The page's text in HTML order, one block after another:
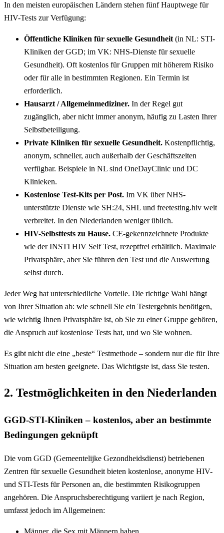
In den meisten europäischen Ländern stehen fünf Hauptwege für
HIV-Tests zur Verfügung:
Öffentliche Kliniken für sexuelle Gesundheit(in NL: STI-
Kliniken der GGD; im VK: NHS-Dienste für sexuelle
Gesundheit). Oft kostenlos für Gruppen mit höherem Risiko
oder für alle in bestimmten Regionen. Ein Termin ist
erforderlich.
Hausarzt / Allgemeinmediziner. In der Regel gut
zugänglich, aber nicht immer anonym, häufig zu Lasten Ihrer
Selbstbeteiligung.
Private Kliniken für sexuelle Gesundheit. Kostenpflichtig,
anonym, schneller, auch außerhalb der Geschäftszeiten
verfügbar. Beispiele in NL sind OneDayClinic und DC
Klinieken.
Kostenlose Test-Kits per Post. Im VK über NHS-
unterstützte Dienste wie SH:24, SHL und freetesting.hiv weit
verbreitet. In den Niederlanden weniger üblich.
HIV-Selbsttests zu Hause. CE-gekennzeichnete Produkte
wie der INSTI HIV Self Test, rezeptfrei erhältlich. Maximale
Privatsphäre, aber Sie führen den Test und die Auswertung
selbst durch.
Jeder Weg hat unterschiedliche Vorteile. Die richtige Wahl hängt
von Ihrer Situation ab: wie schnell Sie ein Testergebnis benötigen,
wie wichtig Ihnen Privatsphäre ist, ob Sie zu einer Gruppe gehören,
die Anspruch auf kostenlose Tests hat, und wo Sie wohnen.
Es gibt nicht die eine „beste“ Testmethode – sondern nur die für Ihre
Situation am besten geeignete. Das Wichtigste ist, dass Sie testen.
2. Testmöglichkeiten in den Niederlanden
GGD-STI-Kliniken – kostenlos, aber an bestimmte
Bedingungen geknüpft
Die vom GGD (Gemeentelijke Gezondheidsdienst) betriebenen
Zentren für sexuelle Gesundheit bieten kostenlose, anonyme HIV-
und STI-Tests für Personen an, die bestimmten Risikogruppen
angehören. Die Anspruchsberechtigung variiert je nach Region,
umfasst jedoch im Allgemeinen:
Männer, die Sex mit Männern haben